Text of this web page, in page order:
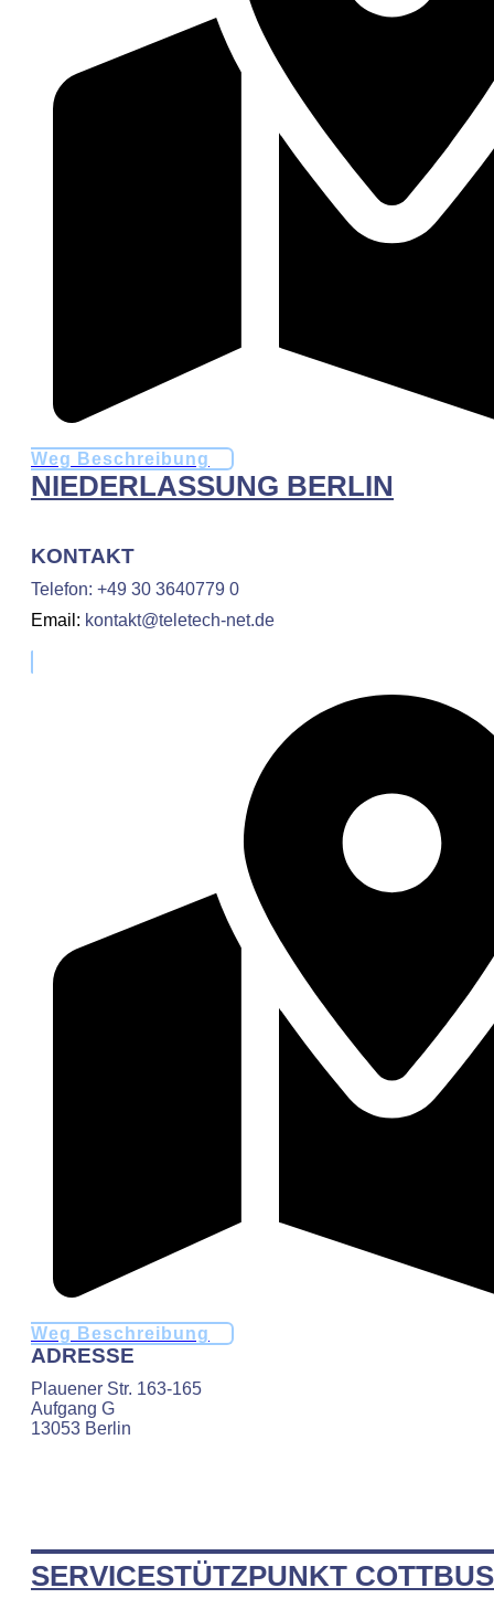
Weg Beschreibung
NIEDERLASSUNG BERLIN
KONTAKT
Telefon: +49 30 3640779 0
Email : kontakt@teletech-net.de
Weg Beschreibung
ADRESSE
Plauener Str. 163-165
Aufgang G
13053 Berlin
SERVICESTÜTZPUNKT COTTBUS